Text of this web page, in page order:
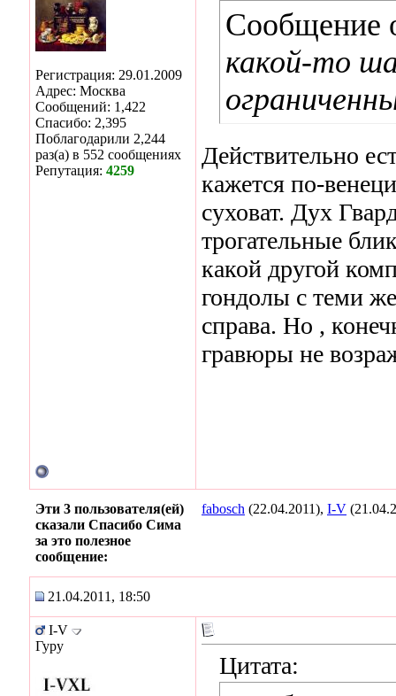
Регистрация: 29.01.2009
Адрес: Москва
Сообщений: 1,422
Спасибо: 2,395
Поблагодарили 2,244
раз(а) в 552 сообщениях
Репутация: 4259
Сообщение
какой-то
Действительно
кажется по-
суховат. Дух
трогательные
какой другой
гондолы с теми
справа. Но ,
гравюры не
Эти 3 пользователя(ей)
сказали Спасибо Сима
за это полезное
сообщение:
fabosch (22.04.2011), I-V
21.04.2011, 18:50
I-V
Гуру
Цитата: